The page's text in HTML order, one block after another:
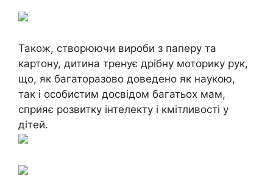
Також, створюючи вироби з паперу та
картону, дитина тренує дрібну моторику рук,
що, як багаторазово доведено як наукою,
так і особистим досвідом багатьох мам,
сприяє розвитку інтелекту і кмітливості у
дітей.